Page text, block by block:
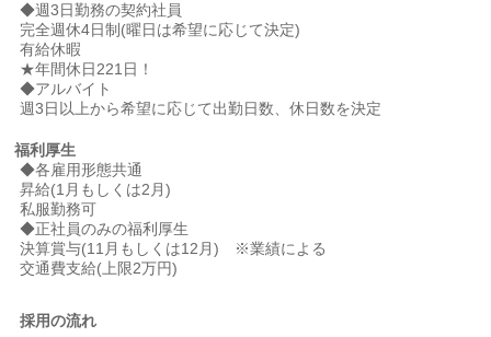
◆週3日勤務の契約社員
完全週休4日制(曜日は希望に応じて決定)
有給休暇
★年間休日221日！
◆アルバイト
週3日以上から希望に応じて出勤日数、休日数を決定
福利厚生
◆各雇用形態共通
昇給(1月もしくは2月)
私服勤務可
◆正社員のみの福利厚生
決算賞与(11月もしくは12月) ※業績による
交通費支給(上限2万円)
採用の流れ